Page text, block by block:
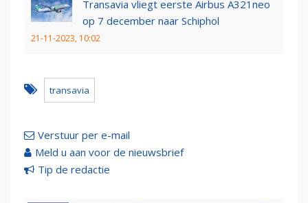
Transavia vliegt eerste Airbus A321neo
op 7 december naar Schiphol
21-11-2023, 10:02
transavia
Verstuur per e-mail
Meld u aan voor de nieuwsbrief
Tip de redactie